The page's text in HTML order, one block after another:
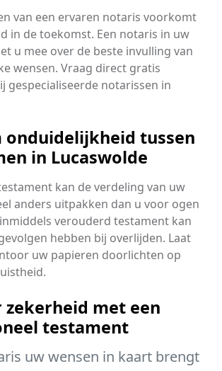
van een ervaren notaris voorkomt
in de toekomst. Een notaris in uw
u mee over de beste invulling van
wensen. Vraag direct gratis
gespecialiseerde notarissen in
onduidelijkheid tussen
in Lucaswolde
kan de verdeling van uw
anders uitpakken dan u voor ogen
verouderd testament kan
hebben bij overlijden. Laat
uw papieren doorlichten op
zekerheid met een
testament
uw wensen in kaart brengt